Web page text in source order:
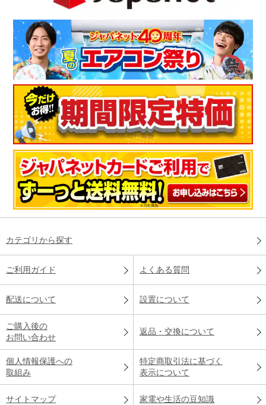
カテゴリから探す
ご利用ガイド よくある質問
配送について 設置について
ご購入後の
お問い合わせ
返品・交換について
個人情報保護への
取組み
特定商取引法に基づく
表示について
サイトマップ 家電や生活の豆知識